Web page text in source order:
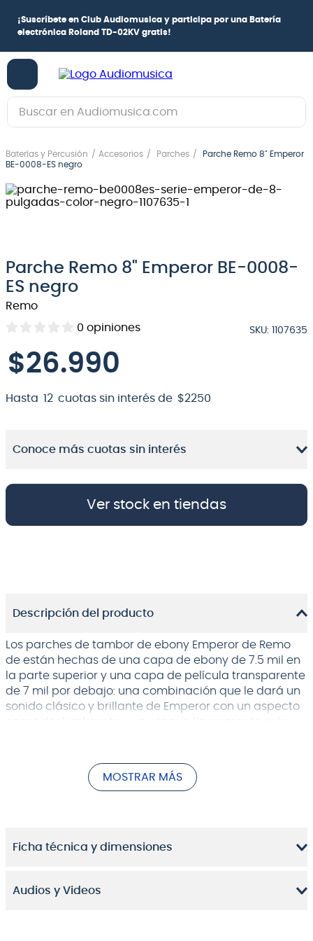
¡Suscríbete en Club Audiomusica y participa por una Batería
electrónica Roland TD-02KV gratis!
Buscar en Audiomusica.com
Baterías y Percusión Accesorios Parches
Parche Remo 8" Emperor
BE-0008-ES negro
Parche Remo 8" Emperor BE-0008-
ES negro
Remo
0 opiniones SKU: 1107635
$26.990
Hasta 12 cuotas sin interés de $2250
Conoce más cuotas sin interés
Ver stock en tiendas
Descripción del producto
Los parches de tambor de ebony Emperor de Remo
de están hechas de una capa de ebony de 7.5 mil en
la parte superior y una capa de película transparente
de 7 mil por debajo: una combinación que le dará un
sonido clásico y brillante de Emperor con un aspecto
bastante alta y una notable cantidad de ataque en el
frente. Los bateristas que tocan rápido y fuerte
MOSTRAR MÁS
Ficha técnica y dimensiones
Audios y Videos
1.
guitarra electrica
2.
bajo
3.
guitarra electroacústica
5.
amplificador
6
teclado
7
micrófono
9 .
bateria